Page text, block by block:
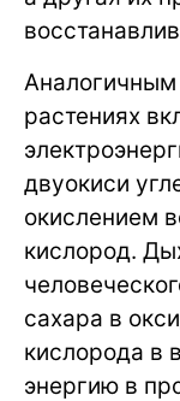
Аналогичным
растениях
двуокиси
окислением
кислород.
сахара в
кислорода в
энергию в